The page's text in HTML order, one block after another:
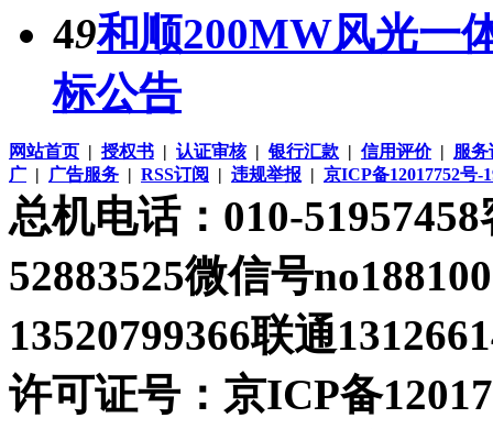
49和顺200MW风光一
标公告
网站首页 | 授权书 | 认证审核|银行汇款 | 信用评价| 服务
广 | 广告服务 | RSS订阅 | 违规举报 | 京ICP备12017752号-
总机电话：010-
52883525微信号
13520799366联通
许可证号：京ICP备